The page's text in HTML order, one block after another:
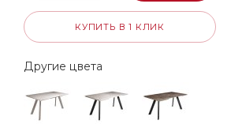
КУПИТЬ В 1 КЛИК
Другие цвета